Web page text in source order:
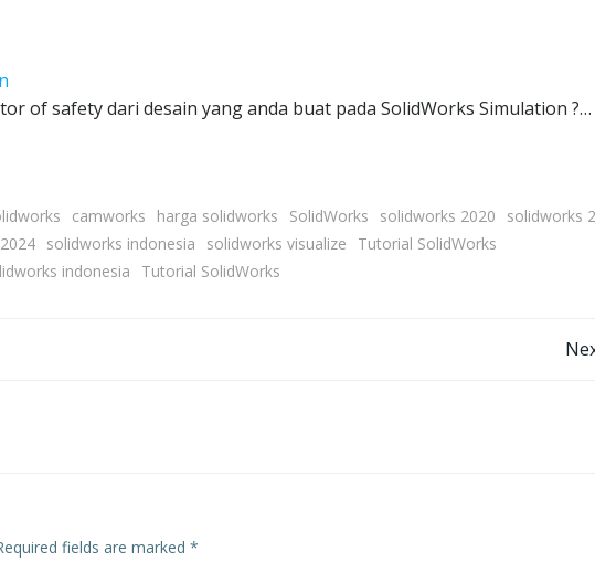
of safety dari desain yang anda buat pada SolidWorks Simulation ?…
camworks harga solidworks SolidWorks solidworks 2020
solidworks
solidworks indonesia solidworks visualize
Tutorial SolidWorks
indonesia Tutorial SolidWorks
fields are marked *